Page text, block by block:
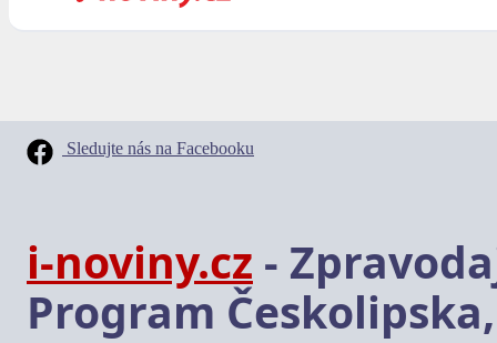
Sledujte nás na Facebooku
i-noviny.cz -
Program